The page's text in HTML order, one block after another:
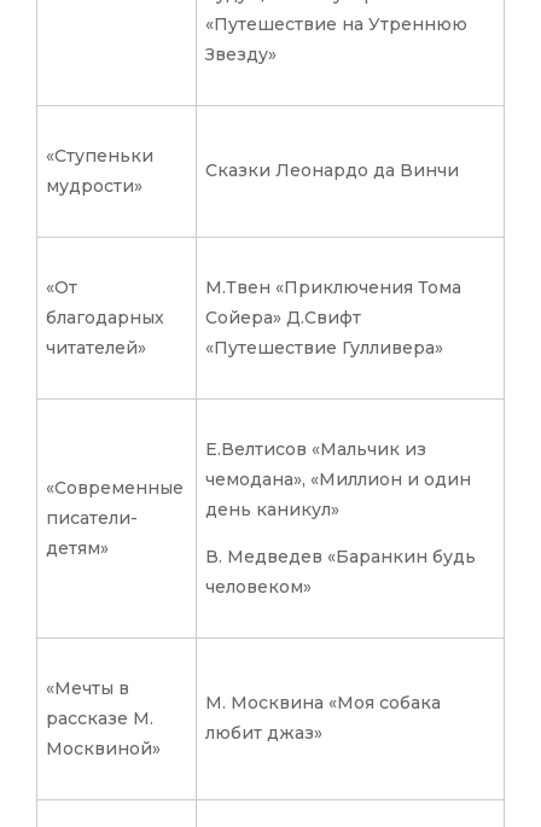
«Путешествие на Утреннюю
Звезду»
«Ступеньки
мудрости»
Сказки Леонардо да Винчи
«От
благодарных
читателей»
М.Твен «Приключения Тома
Сойера» Д.Свифт
«Путешествие Гулливера»
«Современные
писатели-
детям»
Е.Велтисов «Мальчик из
чемодана», «Миллион и один
день каникул»
В. Медведев «Баранкин будь
человеком»
«Мечты в
рассказе М.
Москвиной»
М. Москвина «Моя собака
любит джаз»